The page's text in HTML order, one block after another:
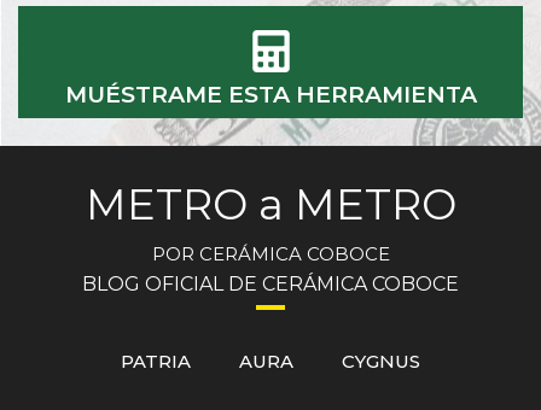
MUÉSTRAME ESTA HERRAMIENTA
METRO a METRO
POR CERÁMICA COBOCE
BLOG OFICIAL DE CERÁMICA COBOCE
PATRIA AURA CYGNUS